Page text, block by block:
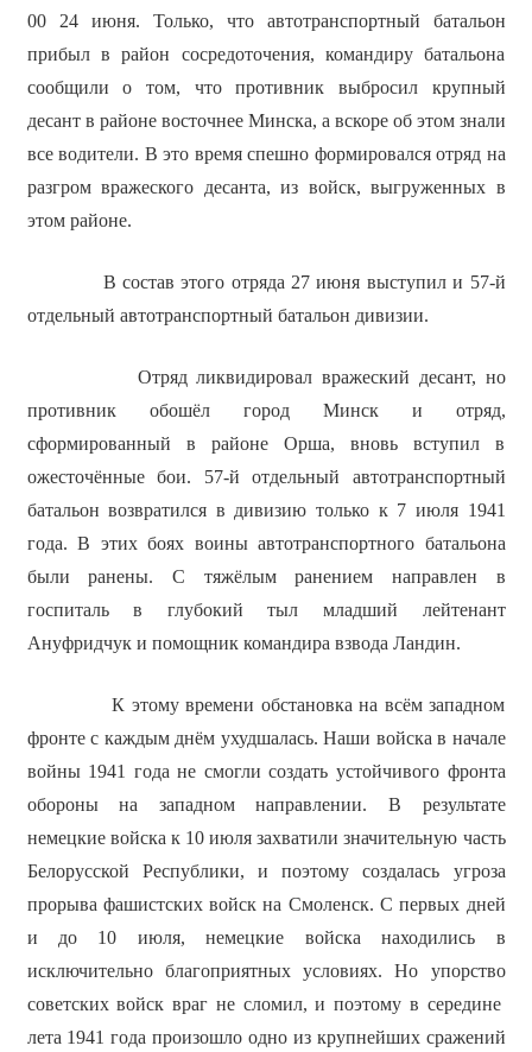
00 24 июня. Только, что автотранспортный батальон
прибыл в район сосредоточения, командиру батальона
сообщили о том, что противник выбросил крупный
десант в районе восточнее Минска, а вскоре об этом знали
все водители. В это время спешно формировался отряд на
разгром вражеского десанта, из войск, выгруженных в
этом районе.
В состав этого отряда 27 июня выступил и 57-й
отдельный автотранспортный батальон дивизии.
Отряд ликвидировал вражеский десант, но
противник обошёл город Минск и отряд,
сформированный в районе Орша, вновь вступил в
ожесточённые бои. 57-й отдельный автотранспортный
батальон возвратился в дивизию только к 7 июля 1941
года. В этих боях воины автотранспортного батальона
были ранены. С тяжёлым ранением направлен в
госпиталь в глубокий тыл младший лейтенант
Ануфридчук и помощник командира взвода Ландин.
К этому времени обстановка на всём западном
фронте с каждым днём ухудшалась. Наши войска в начале
войны 1941 года не смогли создать устойчивого фронта
обороны на западном направлении. В результате
немецкие войска к 10 июля захватили значительную часть
Белорусской Республики, и поэтому создалась угроза
прорыва фашистских войск на Смоленск. С первых дней
и до 10 июля, немецкие войска находились в
исключительно благоприятных условиях. Но упорство
советских войск враг не сломил, и поэтому в середине
лета 1941 года произошло одно из крупнейших сражений